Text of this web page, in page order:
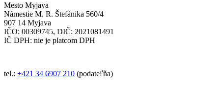
Mesto Myjava
Námestie M. R. Štefánika 560/4
907 14 Myjava
IČO: 00309745, DIČ: 2021081491
IČ DPH: nie je platcom DPH
tel.: +421 34 6907 210 (podateľňa)